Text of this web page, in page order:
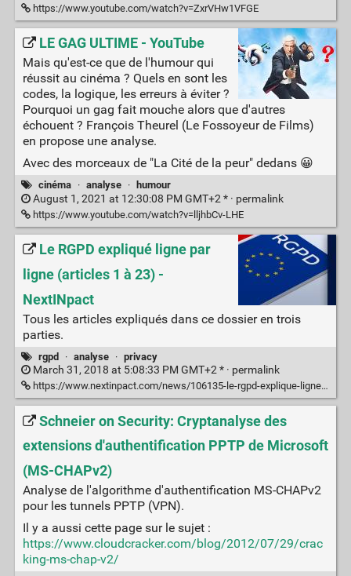
https://www.youtube.com/watch?v=ZxrVHw1VFGE
LE GAG ULTIME - YouTube
Mais qu'est-ce que de l'humour qui
réussit au cinéma ? Quels en sont les
codes, la logique, les erreurs à éviter ?
Pourquoi un gag fait mouche alors que d'autres
échouent ? François Theurel (Le Fossoyeur de Films)
en propose une analyse.
Avec des morceaux de "La Cité de la peur" dedans 😀
cinéma · analyse · humour
August 1, 2021 at 12:30:08 PM GMT+2 * · permalink
https://www.youtube.com/watch?v=lljhbCv-LHE
Le RGPD expliqué ligne par
ligne (articles 1 à 23) -
NextINpact
Tous les articles expliqués dans ce dossier en trois
parties.
rgpd · analyse · privacy
March 31, 2018 at 5:08:33 PM GMT+2 * · permalink
https://www.nextinpact.com/news/106135-le-rgpd-explique-ligne-par-ligne-articles-1-a-23.htm
Schneier on Security: Cryptanalyse des
extensions d'authentification PPTP de Microsoft
(MS-CHAPv2)
Analyse de l'algorithme d'authentification MS-CHAPv2
pour les tunnels PPTP (VPN).
Il y a aussi cette page sur le sujet :
https://www.cloudcracker.com/blog/2012/07/29/crac
king-ms-chap-v2/